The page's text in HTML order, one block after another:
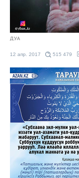
ДУА
12 апр. 2017 515 479